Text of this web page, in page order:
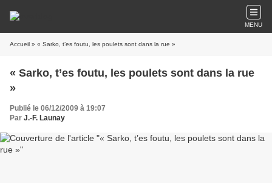
MENU
Accueil » « Sarko, t’es foutu, les poulets sont dans la rue »
« Sarko, t’es foutu, les poulets sont dans la rue
»
Publié le 06/12/2009 à 19:07
Par J.-F. Launay